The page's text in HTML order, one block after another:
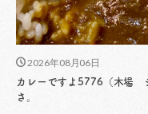
2026年08月06日
カレーですよ5776（木場
さ。